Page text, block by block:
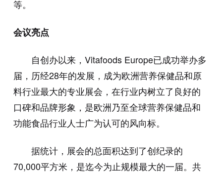
等。
会议亮点
自创办以来，Vitafoods Europe已成功举办多
届，历经28年的发展，成为欧洲营养保健品和原
料行业最大的专业展会，在行业内树立了良好的
口碑和品牌形象，是欧洲乃至全球营养保健品和
功能食品行业人士广为认可的风向标。
据统计，展会的总面积达到了创纪录的
70,000平方米，是迄今为止规模最大的一届。共